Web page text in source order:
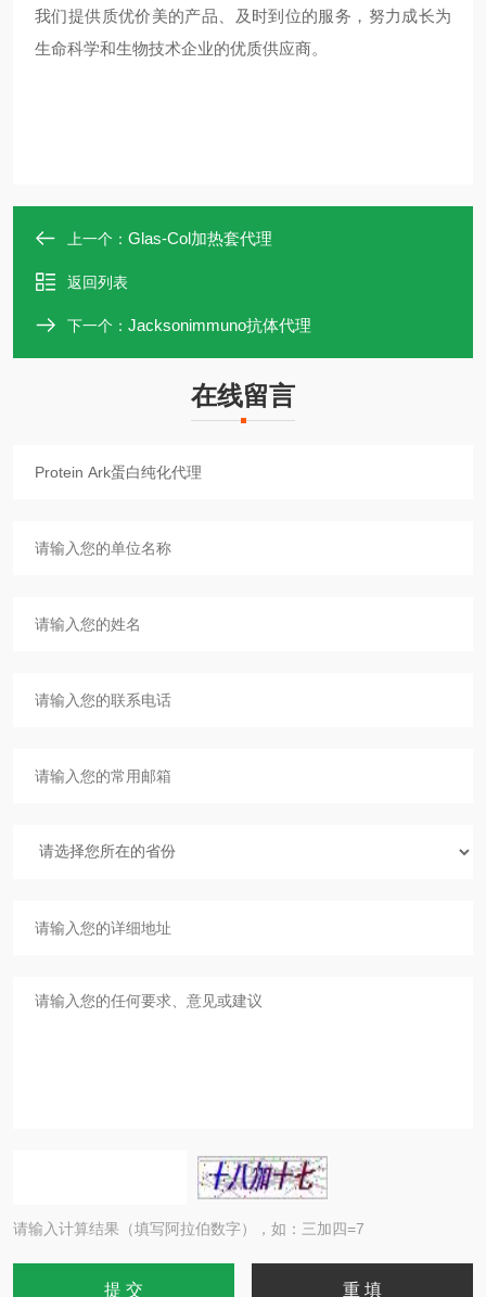
我们提供质优价美的产品、及时到位的服务，努力成长为
生命科学和生物技术企业的优质供应商。
上一个： Glas-Col加热套代理
返回列表
下一个： Jacksonimmuno抗体代理
在线留言
请输入计算结果（填写阿拉伯数字），如：三加四=7